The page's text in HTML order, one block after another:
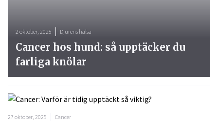
27 oktober, 2025 Cancer
2 oktober, 2025 Djurens hälsa
Cancer hos hund: så upptäcker du
farliga knölar